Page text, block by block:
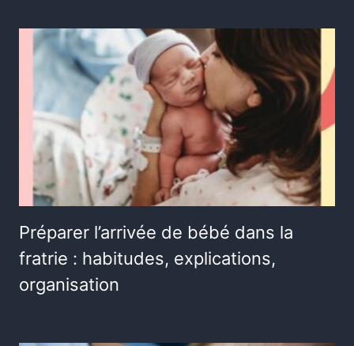
Préparer l’arrivée de bébé dans la
fratrie : habitudes, explications,
organisation